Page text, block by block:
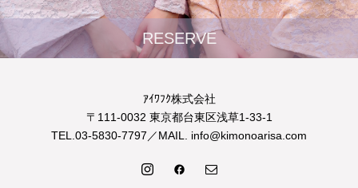
RESERVE
ｱｲﾜﾌｸ株式会社
〒111-0032 東京都台東区浅草1-33-1
TEL.03-5830-7797／MAIL. info@kimonoarisa.com